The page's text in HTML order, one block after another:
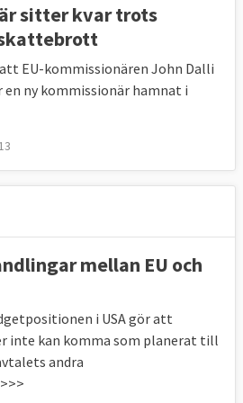
etydligt fler länder i EU
idag än Sverige jämfört
hamnat i EU:s
idecember 2019det sjätte
har inte längre ett
kopplat till andra EU-
minskar – vanligare att
mellan 20 och 34 år som
eller gör praktik, så
sitter kvar trots
EU-kommissionären John Dalli
ny kommissionär hamnat i
mellan EU och
i USA gör att
inte kan komma som planerat till
andra